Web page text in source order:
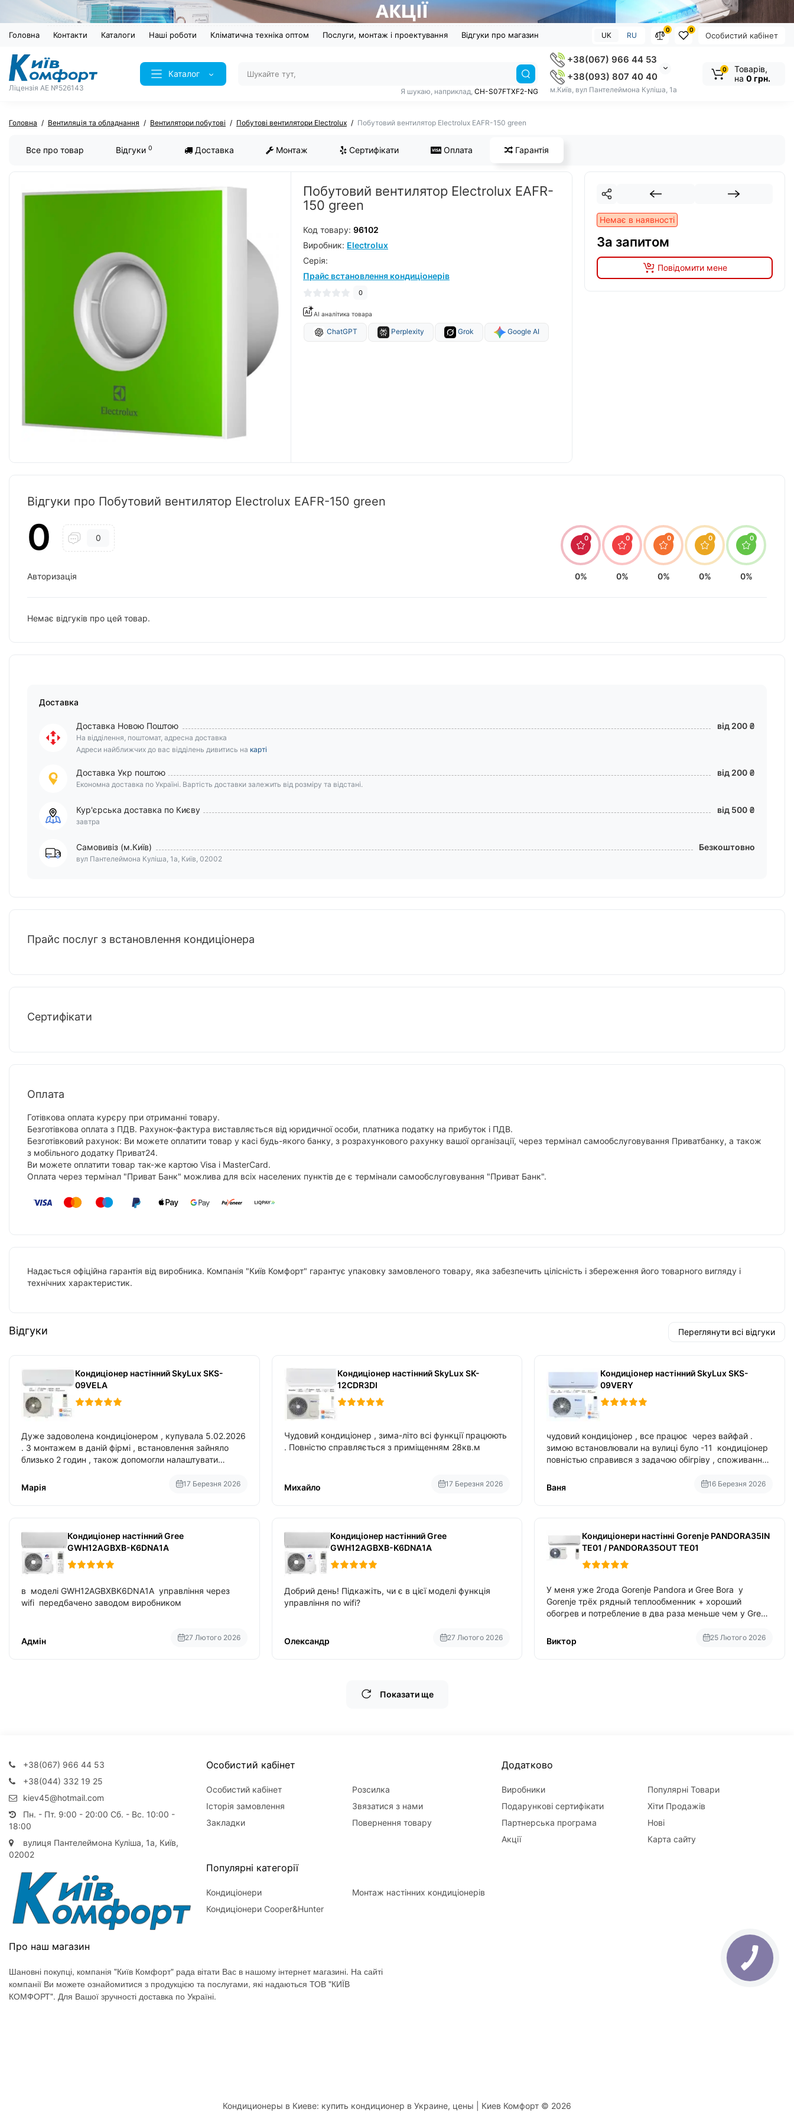
Головна Контакти Каталоги Наші роботи Кліматична техніка оптом Послуги, монтаж і проектування Відгуки про магазин Особистий кабінет
0
0
UK RU
Ліцензія AE №526143
Каталог
+38(067) 966 44 53
+38(093) 807 40 40
м.Київ, вул Пантелеймона Куліша, 1а
Я шукаю, наприклад, CH-S07FTXF2-NG
0
Товарів,
на 0 грн.
Головна Вентиляція та обладнання Вентилятори побутові Побутові вентилятори Electrolux Побутовий вентилятор Electrolux EAFR-150 green
Все про товар Відгуки 0 Доставка Монтаж Сертифікати Оплата Гарантія
Побутовий вентилятор Electrolux EAFR-
150 green
Код товару: 96102
Виробник: Electrolux
Серiя:
Прайс встановлення кондиціонерів
0
AI аналітика товара
ChatGPT Perplexity Grok Google AI
Немає в наявності
За запитом
Повідомити мене
Відгуки про Побутовий вентилятор Electrolux EAFR-150 green
0 0
Авторизація
0
0%
0
0%
0
0%
0
0%
0
0%
Немає відгуків про цей товар.
Доставка
Доставка Новою Поштою
На відділення, поштомат, адресна доставка
Адреси найближчих до вас відділень дивитись на карті
від 200 ₴
Доставка Укр поштою
Економна доставка по Україні. Вартість доставки залежить від розміру та відстані.
від 200 ₴
Кур'єрська доставка по Києву
завтра
від 500 ₴
Самовивіз (м.Київ)
вул Пантелеймона Куліша, 1а, Київ, 02002
Безкоштовно
Прайс послуг з встановлення кондиціонера
Сертифікати
Оплата
Готівкова оплата курєру при отриманні товару.
Безготівкова оплата з ПДВ. Рахунок-фактура виставляється від юридичної особи, платника податку на прибуток і ПДВ.
Безготівковий рахунок: Ви можете оплатити товар у касі будь-якого банку, з розрахункового рахунку вашої організації, через термінал самообслуговування Приватбанку, а також
з мобільного додатку Приват24.
Ви можете оплатити товар так-же картою Visa і MasterCard.
Оплата через термінал "Приват Банк" можлива для всіх населених пунктів де є термінали самообслуговування "Приват Банк".
Надається офіційна гарантія від виробника. Компанія "Київ Комфорт" гарантує упаковку замовленого товару, яка забезпечить цілісність і збереження його товарного вигляду і
технічних характеристик.
Відгуки Переглянути всі відгуки
Кондиціонер настінний SkyLux SKS-
09VELA
Дуже задоволена кондиціонером , купувала 5.02.2026
. З монтажем в даній фірмі , встановлення зайняло
близько 2 годин , також допомогли налаштувати
Марія
17 Березня 2026
Кондиціонер настінний SkyLux SK-
12CDR3DI
Чудовий кондиціонер , зима-літо всі функції працюють
. Повністю справляється з приміщенням 28кв.м
Михайло 17 Березня 2026
Кондиціонер настінний SkyLux SKS-
09VERY
чудовий кондиціонер , все працює через вайфай .
зимою встановлювали на вулиці було -11 кондиціонер
повністью справився з задачою обігріву , споживання
температури
Ваня 16 Березня 2026
Кондиціонер настінний Gree
GWH12AGBXB-K6DNA1A
в моделі GWH12AGBXBK6DNA1A управління через
wifi передбачено заводом виробником
Адмін 27 Лютого 2026
Кондиціонер настінний Gree
GWH12AGBXB-K6DNA1A
Добрий день! Підкажіть, чи є в цієї моделі функція
управління по wifi?
Олександр 27 Лютого 2026
Кондиціонери настінні Gorenje PANDORA35IN
TE01 / PANDORA35OUT TE01
У меня уже 2года Gorenje Pandora и Gree Bora у
Gorenje трёх рядный теплообменник + хороший
обогрев и потребление в два раза меньше чем у Gree
малолитражка с паркетником ре
Виктор 25 Лютого 2026
Показати ще
+38(067) 966 44 53
+38(044) 332 19 25
kiev45@hotmail.com
Пн. - Пт. 9:00 - 20:00 Сб. - Вс. 10:00 -
18:00
вулиця Пантелеймона Куліша, 1а, Київ,
02002
Особистий кабінет
Особистий кабінет
Історія замовлення
Закладки
Розсилка
Звязатися з нами
Повернення товару
Додатково
Виробники
Подарункові сертифікати
Партнерська програма
Акції
Популярні Товари
Хіти Продажів
Нові
Карта сайту
Популярні категорії
Кондиціонери
Кондиціонери Cooper&Hunter
Монтаж настінних кондиціонерів
Про наш магазин
Шановні покупці, компанія "Київ Комфорт" рада вітати Вас в нашому інтернет магазині. На сайті
компанії Ви можете ознайомитися з продукцією та послугами, які надаються ТОВ "КИЇВ
КОМФОРТ". Для Вашої зручності доставка по Україні.
Кондиционеры в Киеве: купить кондиционер в Украине, цены | Киев Комфорт © 2026